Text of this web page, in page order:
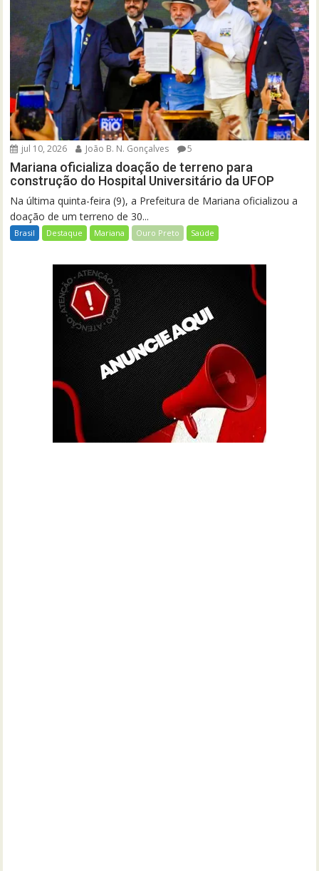
jul 10, 2026 João B. N. Gonçalves 5
Mariana oficializa doação de terreno para
construção do Hospital Universitário da UFOP
Na última quinta-feira (9), a Prefeitura de Mariana oficializou a
doação de um terreno de 30...
Brasil Destaque Mariana Ouro Preto Saúde